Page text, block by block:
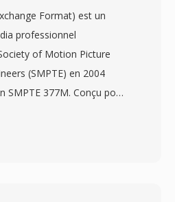
Format) est un
professionnel
of Motion Picture
(SMPTE) en 2004
SMPTE 377M. Conçu pour
et de la post-